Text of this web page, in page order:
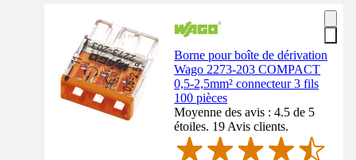
Borne pour boîte de dérivation
Wago 2273-203 COMPACT
0,5-2,5mm² connecteur 3 fils
100 pièces
Moyenne des avis : 4.5 de 5
étoiles. 19 Avis clients.